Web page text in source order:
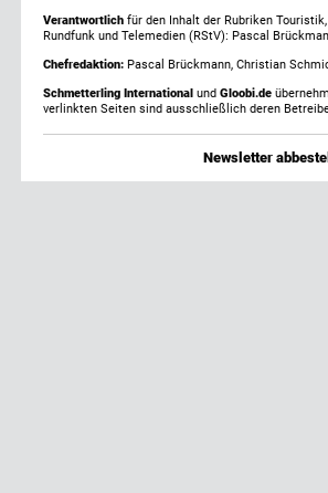
Verantwortlich für den Inhalt der Rubriken
Rundfunk und Telemedien (RStV): Pascal
Chefredaktion: Pascal Brückmann, Christian
Schmetterling International und Gloobi.de
verlinkten Seiten sind ausschließlich deren
Newsletter